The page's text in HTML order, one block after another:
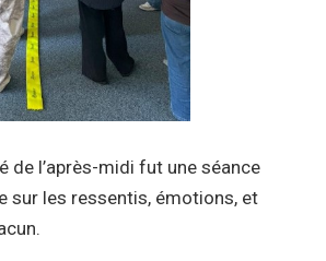
de l’après-midi fut une séance
sur les ressentis, émotions, et